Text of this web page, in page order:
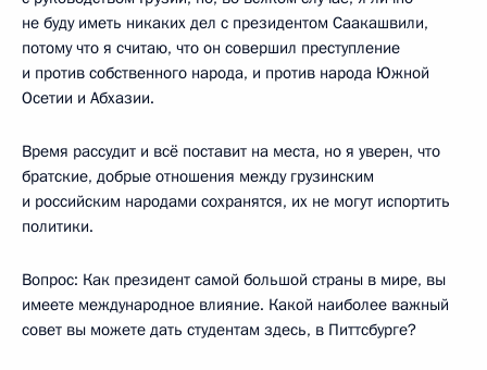
не буду иметь никаких дел с президентом Саакашвили,
потому что я считаю, что он совершил преступление
и против собственного народа, и против народа Южной
Осетии и Абхазии.
Время рассудит и всё поставит на места, но я уверен, что
братские, добрые отношения между грузинским
и российским народами сохранятся, их не могут испортить
политики.
Вопрос: Как президент самой большой страны в мире, вы
имеете международное влияние. Какой наиболее важный
совет вы можете дать студентам здесь, в Питтсбурге?